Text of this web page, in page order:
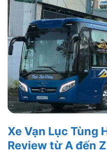
Xe Vạn Lục Tùng
Review từ A đến Z